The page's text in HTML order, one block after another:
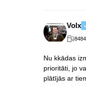
Volx
8484
Nu kkādas
prioritāti, jo
plātījās ar